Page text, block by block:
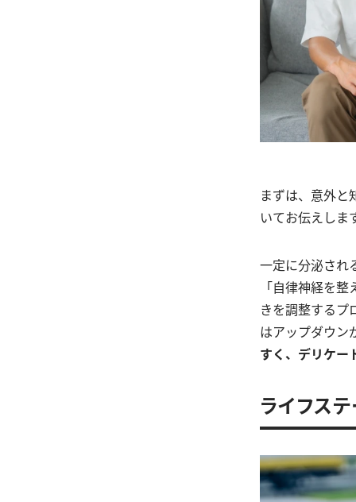
まずは、意外
いてお伝えしま
一定に分泌され
「自律神経を
きを調整するプ
はアップダウン
すく、デリケー
ライフス